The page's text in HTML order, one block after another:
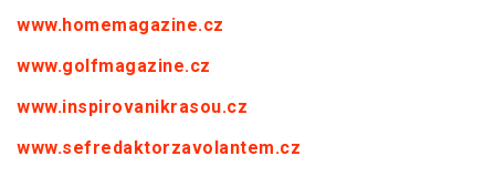
www.homemagazine.cz
www.golfmagazine.cz
www.inspirovanikrasou.cz
www.sefredaktorzavolantem.cz